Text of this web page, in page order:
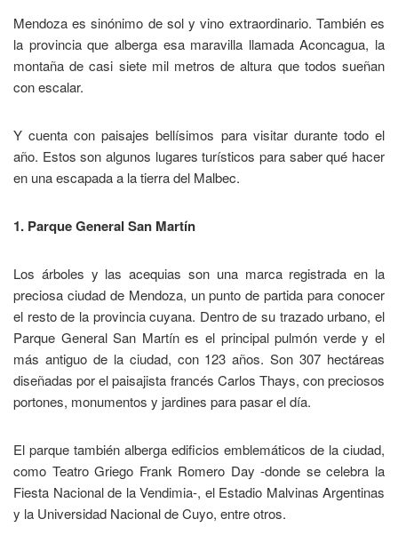
Mendoza es sinónimo de sol y vino extraordinario. También es
la provincia que alberga esa maravilla llamada Aconcagua​, la
montaña de casi siete mil metros de altura que todos sueñan
con escalar.
Y cuenta con paisajes bellísimos para visitar durante todo el
año. Estos son algunos lugares turísticos para saber qué hacer
en una escapada a la tierra del Malbec.​
1. Parque General San Martín
Los árboles y las acequias son una marca registrada en la
preciosa ciudad de Mendoza, un punto de partida para conocer
el resto de la provincia cuyana. Dentro de su trazado urbano, el
Parque General San Martín es el principal pulmón verde y el
más antiguo de la ciudad, con 123 años. Son 307 hectáreas
diseñadas por el paisajista francés Carlos Thays, con preciosos
portones, monumentos y jardines para pasar el día.
El parque también alberga edificios emblemáticos de la ciudad,
como Teatro Griego Frank Romero Day -donde se celebra la
Fiesta Nacional de la Vendimia-, el Estadio Malvinas Argentinas
y la Universidad Nacional de Cuyo, entre otros.